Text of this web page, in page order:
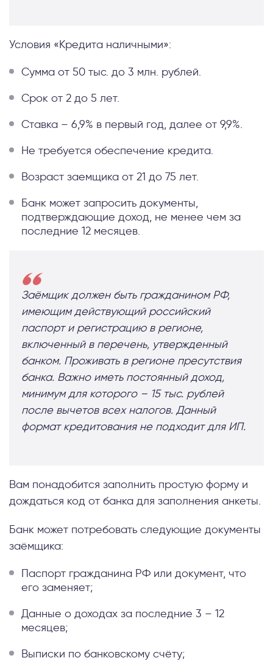
Условия «Кредита наличными»:
Сумма от 50 тыс. до 3 млн. рублей.
Срок от 2 до 5 лет.
Ставка – 6,9% в первый год, далее от 9,9%.
Не требуется обеспечение кредита.
Возраст заемщика от 21 до 75 лет.
Банк может запросить документы,
подтверждающие доход, не менее чем за
последние 12 месяцев.
Заёмщик должен быть гражданином РФ,
имеющим действующий российский
паспорт и регистрацию в регионе,
включенный в перечень, утвержденный
банком. Проживать в регионе пресутствия
банка. Важно иметь постоянный доход,
минимум для которого – 15 тыс. рублей
после вычетов всех налогов. Данный
формат кредитования не подходит для ИП.
Вам понадобится заполнить простую форму и
дождаться код от банка для заполнения анкеты.
Банк может потребовать следующие документы
заёмщика:
Паспорт гражданина РФ или документ, что
его заменяет;
Данные о доходах за последние 3 – 12
месяцев;
Выписки по банковскому счёту;